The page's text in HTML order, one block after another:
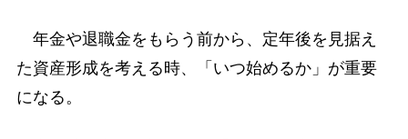
年金や退職金をもらう前から、定年後を見据え
た資産形成を考える時、「いつ始めるか」が重要
になる。